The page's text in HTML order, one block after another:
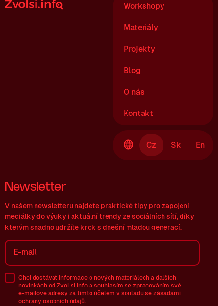
Workshopy
Materiály
Projekty
Blog
O nás
Kontakt
Cz Sk En
Newsletter
V našem newsletteru najdete praktické tipy pro zapojení
mediálky do výuky i aktuální trendy ze sociálních sítí, díky
kterým snadno udržíte krok s dnešní mladou generací.
Chci dostávat informace o nových materiálech a dalších
novinkách od Zvol si info a souhlasím se zpracováním své
e-mailové adresy za tímto účelem v souladu se zásadami
ochrany osobních údajů.